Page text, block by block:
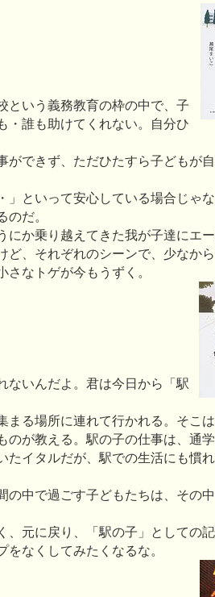
という義務教育の枠の中で、子
・誰も助けてくれない。自分ひ
ができず、ただひたすら子どもが
」といって安心している場合じゃ
のだ。
か乗り越えてきた我が子達にエ
ど、それぞれのシーンで、少なか
なトゲが今もうずく。
ないんだよ。君は今日から「駅
る場所に連れて行かれる。そこ
のが教える。駅の子の仕事は、通
たイタルだが、駅での生活にも慣
中で過ごす子どもたちは、その
元に戻り、「駅の子」としての記
なくしてみたくなるな。